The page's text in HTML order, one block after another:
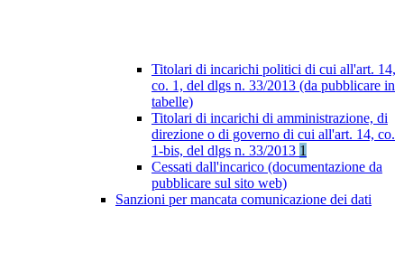
Titolari di incarichi politici di cui all'art. 14,
co. 1, del dlgs n. 33/2013 (da pubblicare in
tabelle)
Titolari di incarichi di amministrazione, di
direzione o di governo di cui all'art. 14, co.
1-bis, del dlgs n. 33/2013 1
Cessati dall'incarico (documentazione da
pubblicare sul sito web)
Sanzioni per mancata comunicazione dei dati